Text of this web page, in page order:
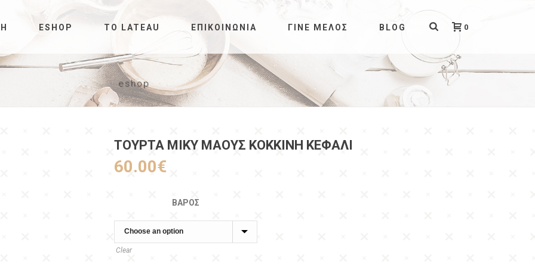
ESHOP ΤΟ LATEAU ΕΠΙΚΟΙΝΩΝΊΑ ΓΊΝΕ ΜΈΛΟΣ BLOG 0
eshop
ΤΟΥΡΤΑ ΜΙΚΥ ΜΑΟΥΣ ΚΟΚΚΙΝΗ ΚΕΦΆΛΙ
60.00€
ΒΆΡΟΣ
Clear